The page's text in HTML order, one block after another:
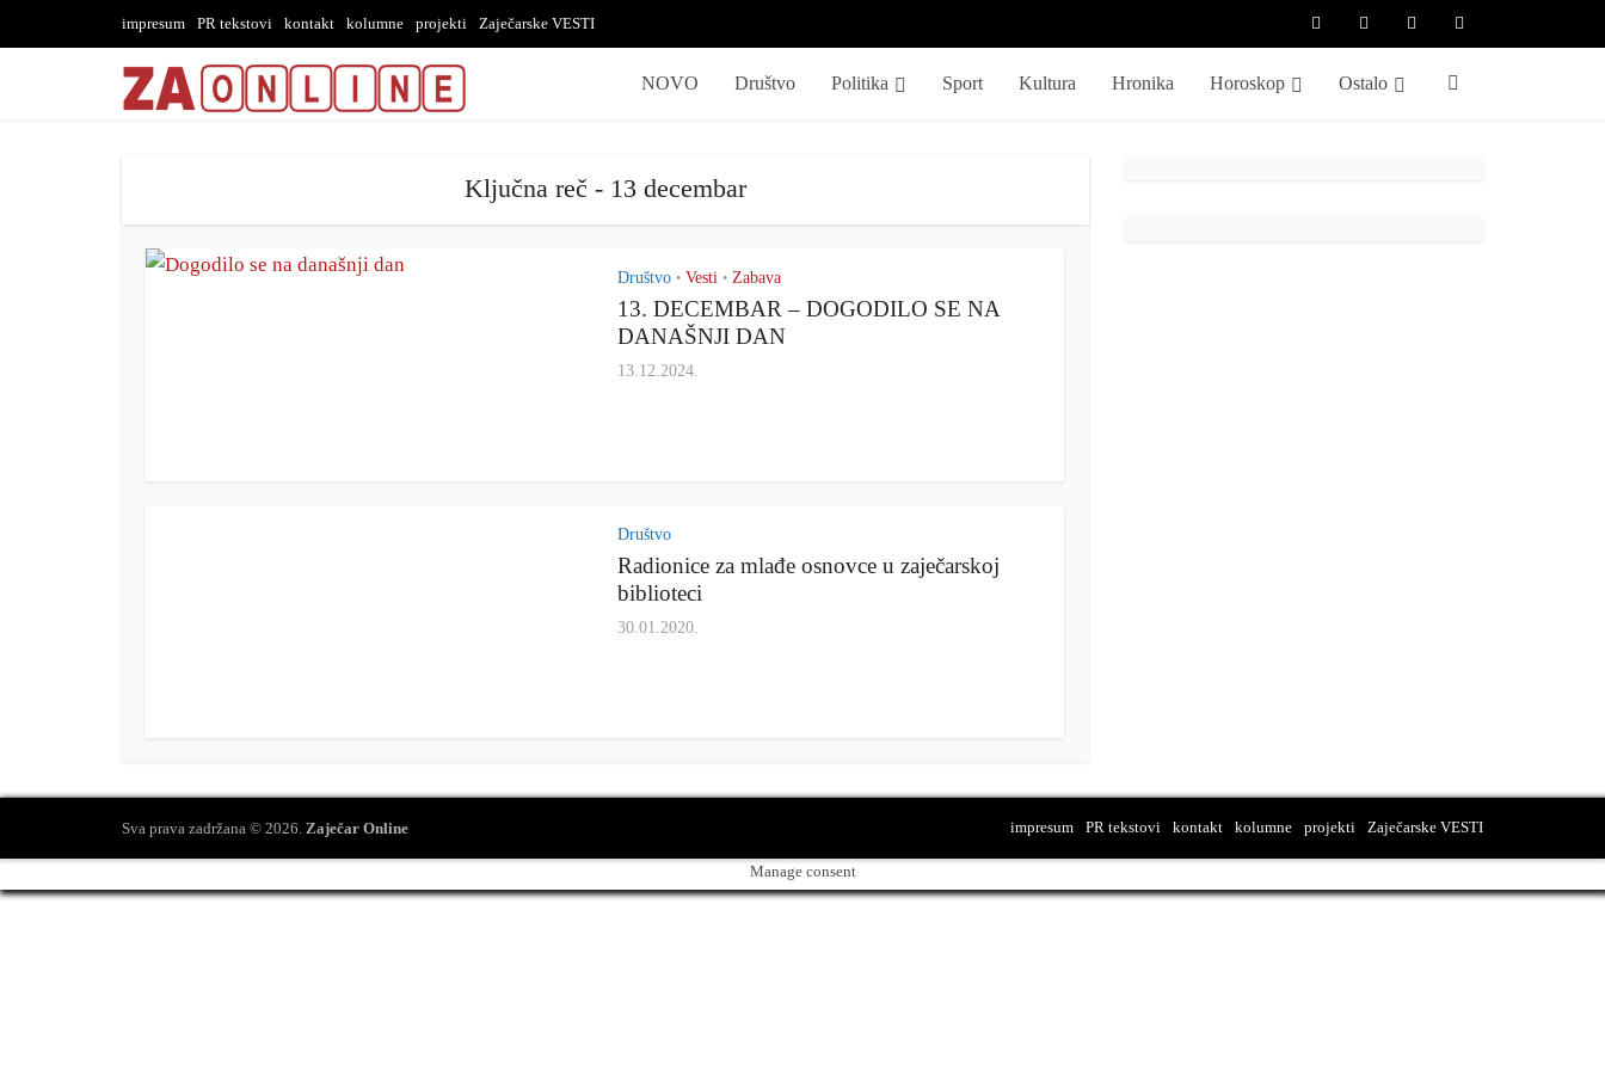
impresum PR tekstovi kontakt kolumne projekti Zaječarske VESTI
NOVO Društvo Politika Sport Kultura Hronika Horoskop Ostalo
Ključna reč - 13 decembar
Društvo • Vesti • Zabava
13. DECEMBAR – DOGODILO SE NA
DANAŠNJI DAN
13.12.2024.
Društvo
Radionice za mlađe osnovce u zaječarskoj
biblioteci
30.01.2020.
Sva prava zadržana © 2026. Zaječar Online impresum PR tekstovi kontakt kolumne projekti Zaječarske VESTI
Manage consent